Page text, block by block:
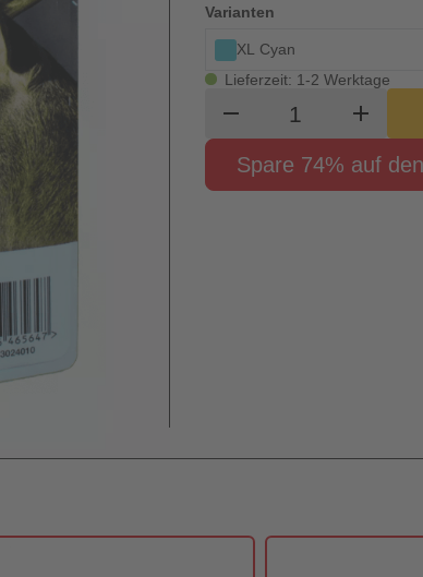
Varianten
XL Cyan
Lieferzeit: 1-2 Werktage
remove Produktadd
Spare 74% auf